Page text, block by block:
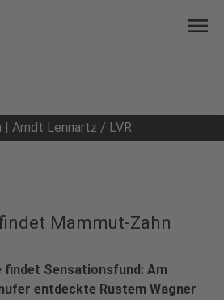
menu
Arndt Lennartz / LVR
Mammut-Zahn
findet Sensationsfund: Am
entdeckte Rustem Wagner